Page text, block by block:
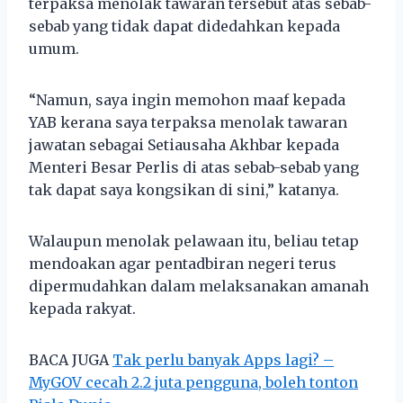
sebab yang tidak dapat didedahkan kepada
umum.
“Namun, saya ingin memohon maaf kepada
YAB kerana saya terpaksa menolak tawaran
jawatan sebagai Setiausaha Akhbar kepada
Menteri Besar Perlis di atas sebab-sebab yang
tak dapat saya kongsikan di sini,” katanya.
Walaupun menolak pelawaan itu, beliau tetap
mendoakan agar pentadbiran negeri terus
dipermudahkan dalam melaksanakan amanah
kepada rakyat.
BACA JUGA Tak perlu banyak Apps lagi? –
MyGOV cecah 2.2 juta pengguna, boleh tonton